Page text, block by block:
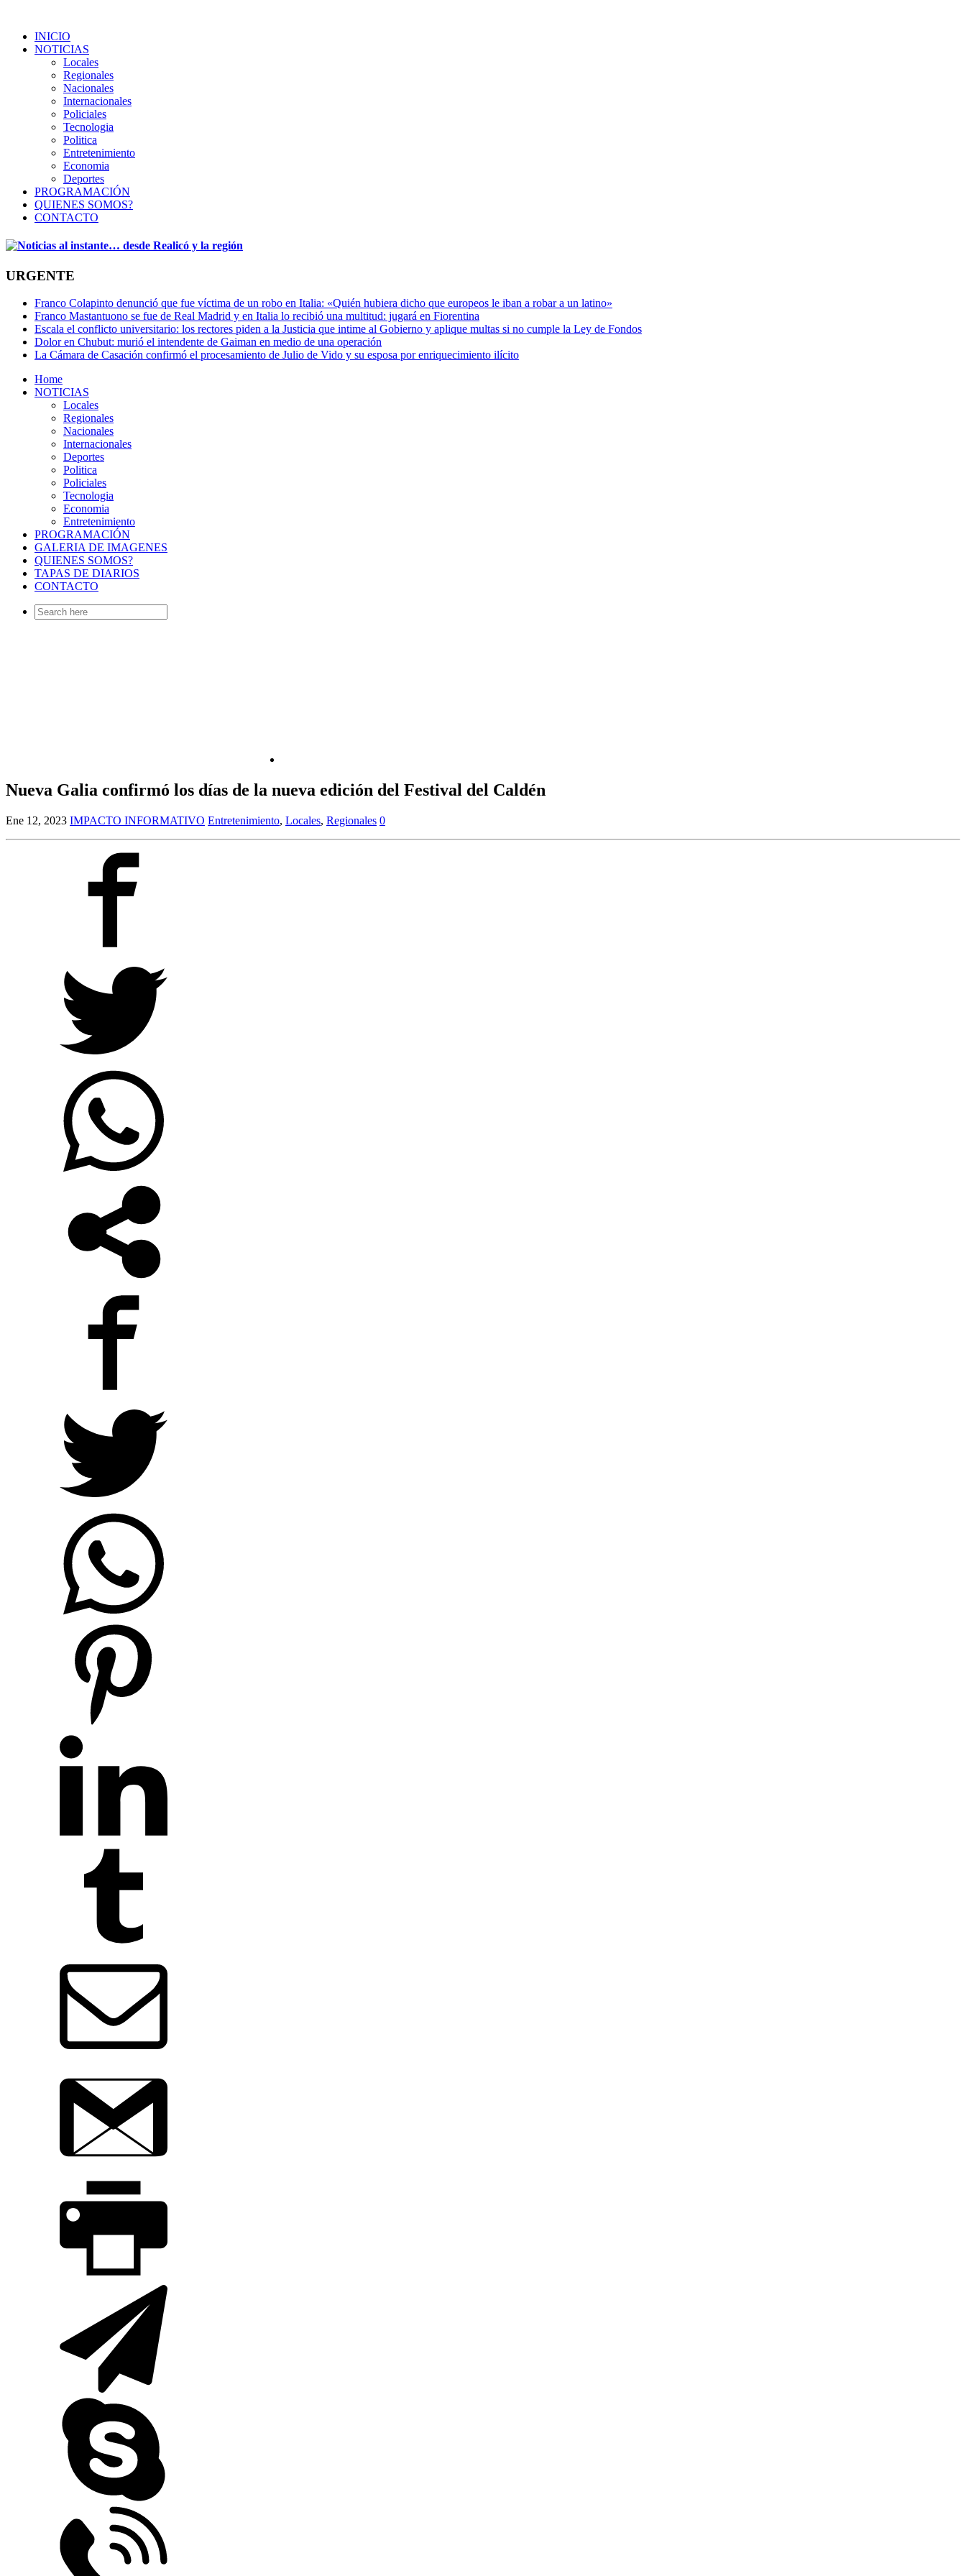
INICIO
NOTICIAS
Locales
Regionales
Nacionales
Internacionales
Policiales
Tecnologia
Politica
Entretenimiento
Economia
Deportes
PROGRAMACIÓN
QUIENES SOMOS?
CONTACTO
URGENTE
Franco Colapinto denunció que fue víctima de un robo en Italia: «Quién hubiera dicho que europeos le iban a robar a un latino»
Franco Mastantuono se fue de Real Madrid y en Italia lo recibió una multitud: jugará en Fiorentina
Escala el conflicto universitario: los rectores piden a la Justicia que intime al Gobierno y aplique multas si no cumple la Ley de Fondos
Dolor en Chubut: murió el intendente de Gaiman en medio de una operación
La Cámara de Casación confirmó el procesamiento de Julio de Vido y su esposa por enriquecimiento ilícito
Home
NOTICIAS
Locales
Regionales
Nacionales
Internacionales
Deportes
Politica
Policiales
Tecnologia
Economia
Entretenimiento
PROGRAMACIÓN
GALERIA DE IMAGENES
QUIENES SOMOS?
TAPAS DE DIARIOS
CONTACTO
Search
for:
Nueva Galia confirmó los días de la nueva edición del Festival del Caldén
Ene 12, 2023 IMPACTO INFORMATIVO Entretenimiento, Locales, Regionales 0